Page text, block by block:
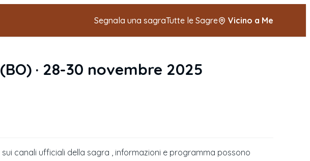
Segnala una sagraTutte le Sagre Vicino a Me
(BO) · 28-30 novembre 2025
sui canali ufficiali della sagra , informazioni e programma possono